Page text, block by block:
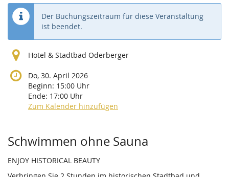
Der Buchungszeitraum für diese Veranstaltung
ist beendet.
Hotel & Stadtbad Oderberger
Do, 30. April 2026
Beginn: 15:00 Uhr
Ende: 17:00 Uhr
Zum Kalender hinzufügen
Produkte
Schwimmen ohne Sauna
ENJOY HISTORICAL BEAUTY